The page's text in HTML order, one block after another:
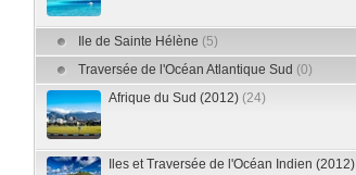
Ile de Sainte Hélène (5)
Traversée de l'Océan Atlantique Sud (0)
Afrique du Sud (2012) (24)
Iles et Traversée de l'Océan Indien (2012)